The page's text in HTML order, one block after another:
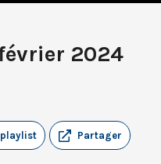
2024
Partager